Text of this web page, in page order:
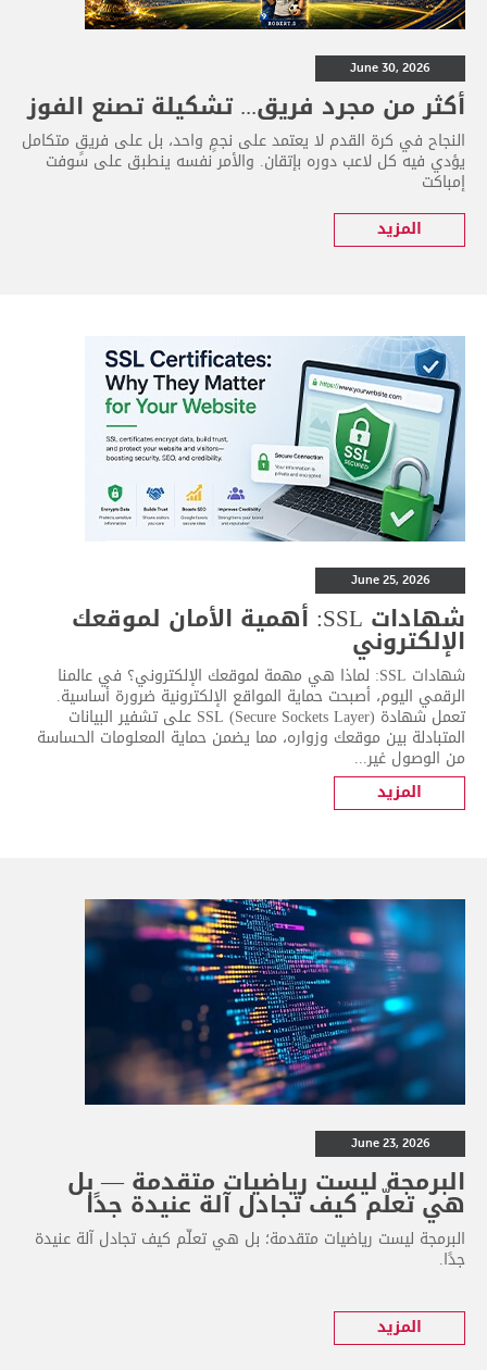
June 30, 2026
أكثر من مجرد فريق... تشكيلة تصنع الفوز
النجاح في كرة القدم لا يعتمد على نجمٍ واحد، بل على فريقٍ متكامل
يؤدي فيه كل لاعب دوره بإتقان. والأمر نفسه ينطبق على سوفت
إمباكت
المزيد
June 25, 2026
شهادات SSL: أهمية الأمان لموقعك
الإلكتروني
شهادات SSL: لماذا هي مهمة لموقعك الإلكتروني؟ في عالمنا
الرقمي اليوم، أصبحت حماية المواقع الإلكترونية ضرورة أساسية.
تعمل شهادة SSL (Secure Sockets Layer) على تشفير البيانات
المتبادلة بين موقعك وزواره، مما يضمن حماية المعلومات الحساسة
من الوصول غير...
المزيد
June 23, 2026
البرمجة ليست رياضيات متقدمة — بل
هي تعلّم كيف تجادل آلة عنيدة جدًا
البرمجة ليست رياضيات متقدمة؛ بل هي تعلّم كيف تجادل آلة عنيدة
جدًا.
المزيد